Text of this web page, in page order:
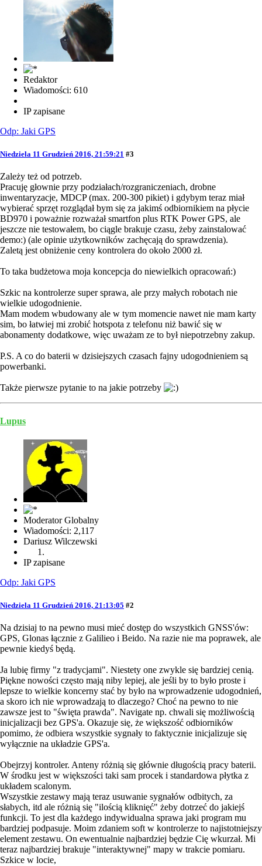
Redaktor
Wiadomości: 610
IP zapisane
Odp: Jaki GPS
Niedziela 11 Grudzień 2016, 21:59:21 #3
Zależy też od potrzeb.
Pracuję głownie przy podziałach/rozgraniczeniach, drobne
inwentaryzacje, MDCP (max. 200-300 pikiet) i gdybym teraz miał
wybierać sprzęt rozglądał bym się za jakimś odbiornikiem na płycie
BD970 i poważnie rozważał smartfon plus RTK Power GPS, ale
jeszcze nie testowałem, bo ciągle brakuje czasu, żeby zainstalować
demo:) (ale opinie użytkowników zachęcają do sprawdzenia).
Zaletą jest obniżenie ceny kontrolera do około 2000 zł.
To taka budżetowa moja koncepcja do niewielkich opracowań:)
Szkic na kontrolerze super sprawa, ale przy małych robotach nie
wielkie udogodnienie.
Mam modem wbudowany ale w tym momencie nawet nie mam karty
sim, bo łatwiej mi zrobić hotspota z telefonu niż bawić się w
abonamenty dodatkowe, więc uważam ze to był niepotrzebny zakup.
P.S. A co do baterii w dzisiejszych czasach fajny udogodnieniem są
powerbanki.
Także pierwsze pytanie to na jakie potrzeby
Lupus
Moderator Globalny
Wiadomości: 2,117
Dariusz Wilczewski
IP zapisane
Odp: Jaki GPS
Niedziela 11 Grudzień 2016, 21:13:05 #2
Na dzisiaj to na pewno musi mieć dostęp do wszystkich GNSS'ów:
GPS, Glonas łącznie z Galilieo i Beido. Na razie nie ma poprawek, ale
pewnie kiedyś będą.
Ja lubię firmy "z tradycjami". Niestety one zwykle się bardziej cenią.
Piękne nowości często mają niby lepiej, ale jeśli by to było proste i
lepsze to wielkie koncerny stać by było na wprowadzenie udogodnień,
a skoro ich nie wprowadzają to dlaczego? Choć na pewno to nie
zawsze jest to "święta prawda". Navigate np. chwali się możliwością
inicjalizacji bez GPS'a. Okazuje się, że większość odbiorników
pomimo, że odbiera wszystkie sygnały to faktycznie inicjalizuje się
wyłącznie na układzie GPS'a.
Obejrzyj kontroler. Anteny różnią się głównie długością pracy baterii.
W środku jest w większości taki sam procek i standardowa płytka z
układem scalonym.
Wszystkie zestawy mają teraz usuwanie sygnałów odbitych, za
słabych, itd ale różnią się "ilością kliknięć" żeby dotrzeć do jakiejś
funkcji. To jest dla każdego indywidualna sprawa jaki program mu
bardziej podpasuje. Moim zdaniem soft w kontrolerze to najistotniejszy
element zestawu. On ewentualnie najbardziej będzie Cię wkurzał. Mi
teraz najbardziej brakuje "interaktywnej" mapy w trakcie pomiaru.
Szkice w locie,